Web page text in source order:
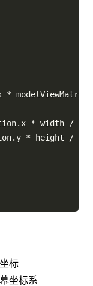
* modelViewMatrix
. x * width /
.y * height /
标
坐标系